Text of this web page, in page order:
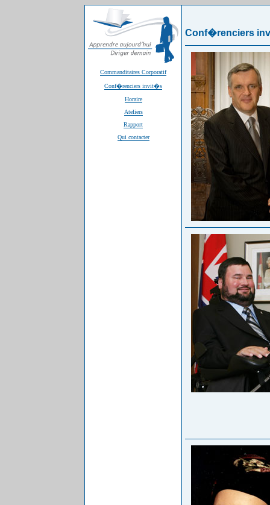
Commanditaires Corporatif
Conf�renciers invit�s
Horaire
Ateliers
Rapport
Qui contacter
Conf�renciers